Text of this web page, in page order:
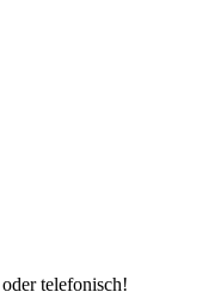
telefonisch!